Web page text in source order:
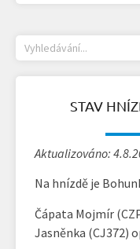
STAV
Aktualizováno:
Na hnízdě je
Čápata Mojmír
Jasněnka (CJ372)